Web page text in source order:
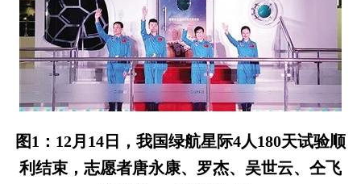
图1：12月14日，我国绿航星际4人180天试验顺
利结束，志愿者唐永康、罗杰、吴世云、仝飞